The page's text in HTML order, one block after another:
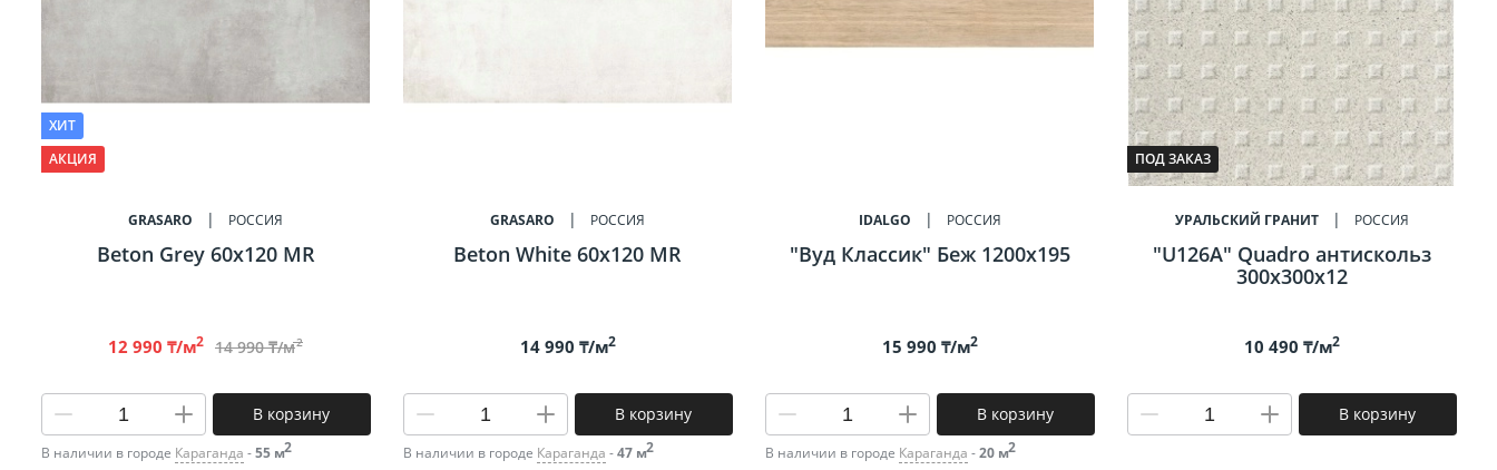
ХИТ
АКЦИЯ
GRASARO РОССИЯ
Beton Grey 60х120 MR
12 990 ₸/м2 14 990 ₸/м2
В корзину
В наличии в городе Караганда -55 м2
GRASARO РОССИЯ
Beton White 60x120 MR
14 990 ₸/м2
В корзину
В наличии в городе Караганда -47 м2
IDALGO РОССИЯ
"Вуд Классик" Беж 1200х195
15 990 ₸/м2
В корзину
В наличии в городе Караганда -20 м2
ПОД ЗАКАЗ
УРАЛЬСКИЙ ГРАНИТ РОССИЯ
"U126A" Quadro антискольз
300х300х12
10 490 ₸/м2
В корзину